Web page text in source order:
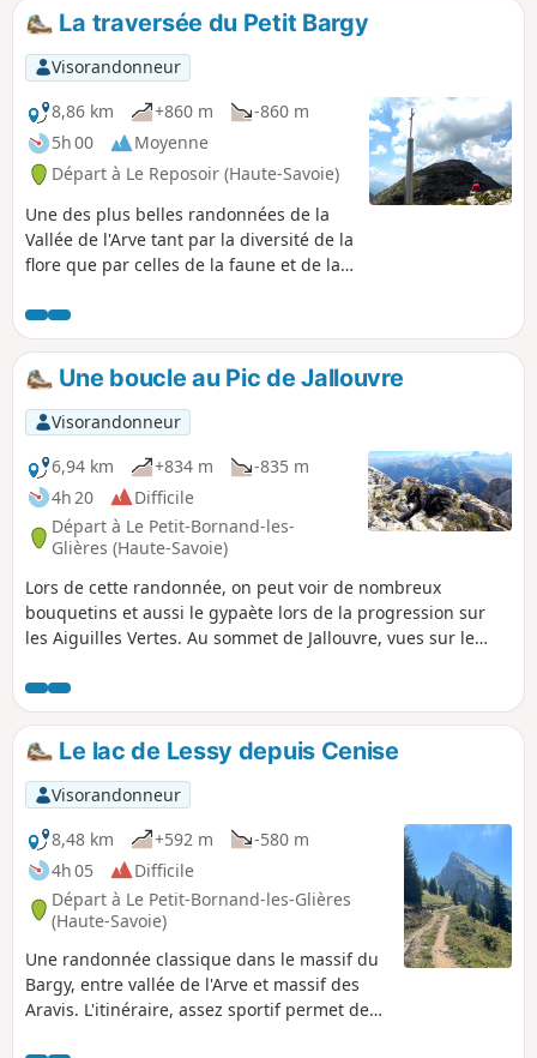
quelques sections hors sentier dans un
environnement chaotique dans des
dédales de Lapiaz assez développés.Une
ZSM (Zones de Sensibilité Majeure) pour
la protection du Gypaète Barbu est
traversée : lire les informations
pratiques.
La traversée du Petit Bargy
Visorandonneur
8,86 km
+860 m
-860 m
5h 00
Moyenne
Départ à Le Reposoir (Haute-Savoie)
Une des plus belles randonnées de la
Vallée de l'Arve tant par la diversité de la
flore que par celles de la faune et de la
Une boucle au Pic de Jallouvre
Visorandonneur
6,94 km
+834 m
-835 m
4h 20
Difficile
Départ à Le Petit-Bornand-les-
Glières (Haute-Savoie)
Lors de cette randonnée, on peut voir de nombreux
bouquetins et aussi le gypaète lors de la progression sur
les Aiguilles Vertes. Au sommet de Jallouvre, vues sur le
plan, et bien d'autres massifs jusqu'à la Meige. Le parcours
des Aiguilles Vertes est un grand moment pour ceux qui
n'ont pas le vertige. L'originalité ici est la descente qui passe
sous la Pointe de Sosay par la combe du Torrent de
Jalandre. Attention : cette randonnée est réservée à des
montagnards aguerris et non sujets au vertige.
Le lac de Lessy depuis Cenise
Visorandonneur
8,48 km
+592 m
-580 m
4h 05
Difficile
Départ à Le Petit-Bornand-les-Glières
(Haute-Savoie)
Une randonnée classique dans le massif du
Bargy, entre vallée de l'Arve et massif des
Aravis. L'itinéraire, assez sportif permet de